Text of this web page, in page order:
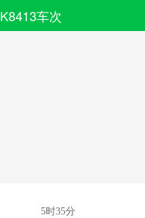
K8413车次
5时35分